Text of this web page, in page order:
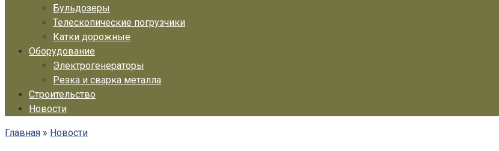
Бульдозеры
Телескопические погрузчики
Катки дорожные
Оборудование
Электрогенераторы
Резка и сварка металла
Строительство
Новости
Главная » Новости